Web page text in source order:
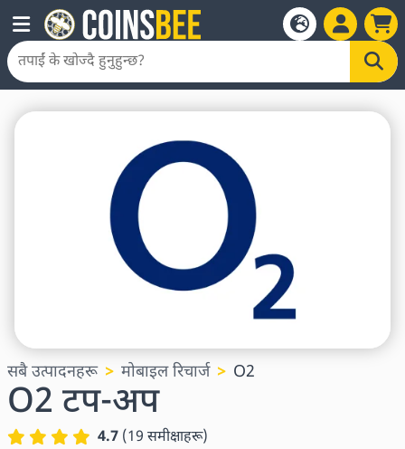
सबै उत्पादनहरू मोबाइल रिचार्ज O2
O2 टप-अप
4.7 (19 समीक्षाहरू)